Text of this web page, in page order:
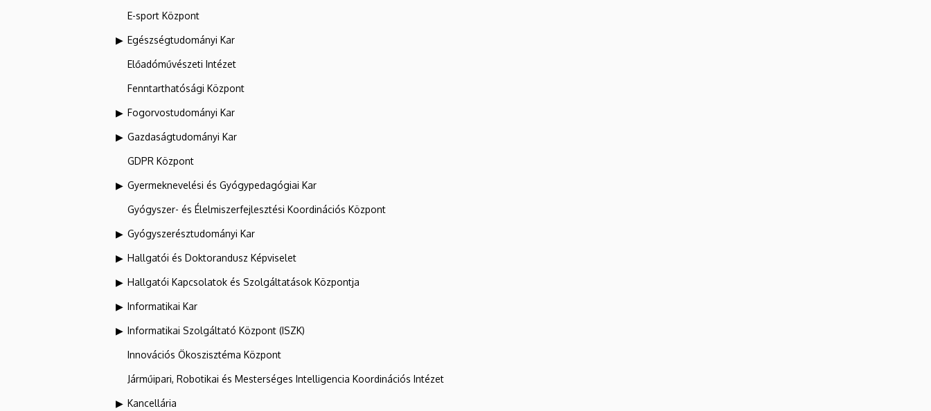
E-sport Központ
Egészségtudományi Kar
Előadóművészeti Intézet
Fenntarthatósági Központ
Fogorvostudományi Kar
Gazdaságtudományi Kar
GDPR Központ
Gyermeknevelési és Gyógypedagógiai Kar
Gyógyszer- és Élelmiszerfejlesztési Koordinációs Központ
Gyógyszerésztudományi Kar
Hallgatói és Doktorandusz Képviselet
Hallgatói Kapcsolatok és Szolgáltatások Központja
Informatikai Kar
Informatikai Szolgáltató Központ (ISZK)
Innovációs Ökoszisztéma Központ
Járműipari, Robotikai és Mesterséges Intelligencia Koordinációs Intézet
Kancellária